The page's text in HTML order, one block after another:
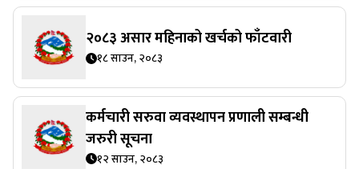
२०८३ असार महिनाको खर्चको फाँटवारी
१८ साउन, २०८३
कर्मचारी सरुवा व्यवस्थापन प्रणाली सम्बन्धी
जरुरी सूचना
१२ साउन, २०८३